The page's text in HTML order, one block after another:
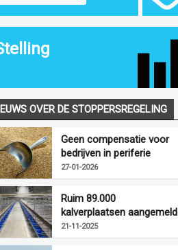
OVER DE STOPPERSREGELING
Geen compensatie voor
bedrijven in periferie
vanwege
opkoopregelingen
27-01-2026
Ruim 89.000
kalverplaatsen aangemeld
voor LBV-plus
21-11-2025